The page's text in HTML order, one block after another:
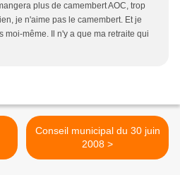
plus de camembert AOC, trop
je n'aime pas le camembert. Et je
moi-même. Il n'y a que ma retraite qui
Conseil municipal du 30 juin
2008 >